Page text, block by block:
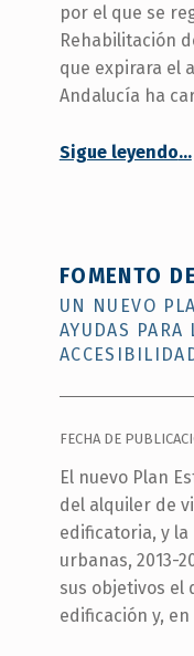
por el que se
Rehabilitación
que expirara el
Andalucía ha
Sigue leyendoEl Plan
de
la
”
…
FOMENTO
UN NUEVO
AYUDAS PARA
FECHA DE
El nuevo Plan
del alquiler de
edificatoria, y
urbanas, 2013-
sus objetivos el
edificación y,